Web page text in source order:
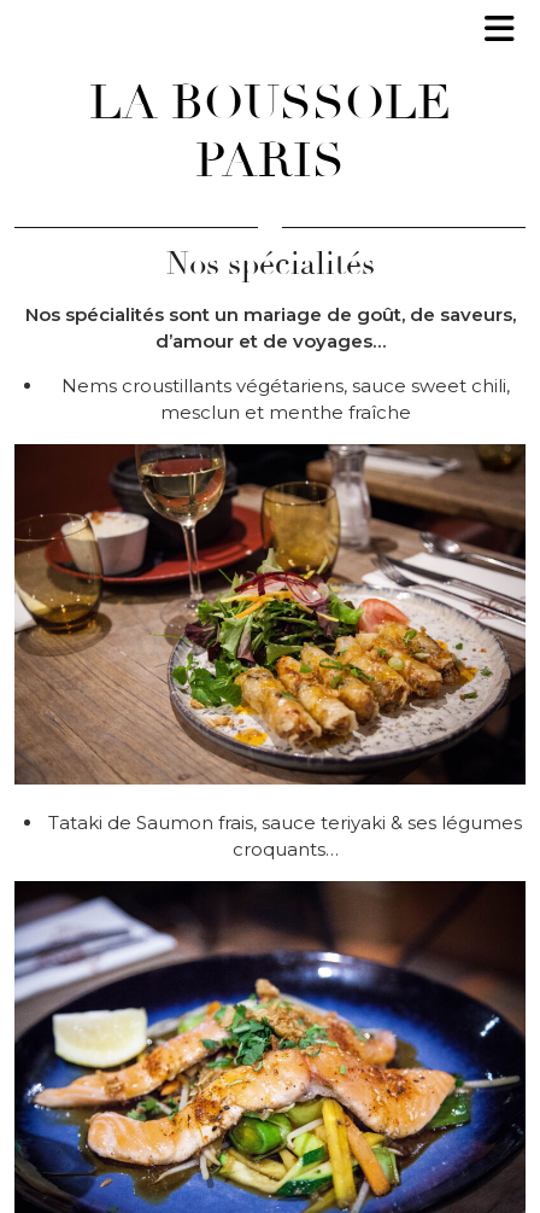
LA BOUSSOLE
PARIS
Nos spécialités
Nos spécialités sont un mariage de goût, de saveurs,
d’amour et de voyages…
Nems croustillants végétariens, sauce sweet chili,
mesclun et menthe fraîche
Tataki de Saumon frais, sauce teriyaki & ses légumes
croquants…